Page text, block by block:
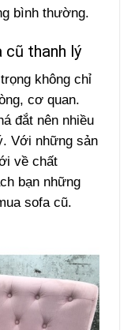
bình thường.
cũ thanh lý
không chỉ
cơ quan.
đắt nên nhiều
Với những sản
về chất
bạn những
sofa cũ.